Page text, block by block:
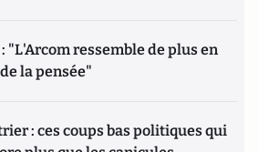
"L'Arcom ressemble de plus en
la pensée"
: ces coups bas politiques qui